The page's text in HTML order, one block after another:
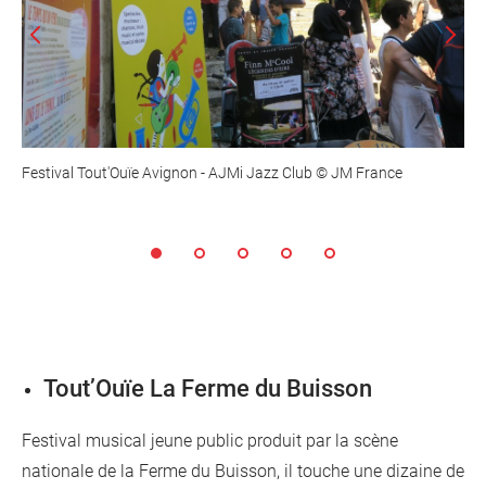
Festival Tout'Ouïe Avignon - AJMi Jazz Club © JM France
Tout’Ouïe La Ferme du Buisson
Festival musical jeune public produit par la scène
nationale de la Ferme du Buisson, il touche une dizaine de